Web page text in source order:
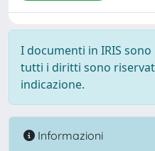
I documenti in IRIS
tutti i diritti sono
indicazione.
Informazioni